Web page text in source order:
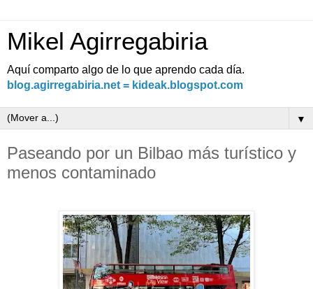
Mikel Agirregabiria
Aquí comparto algo de lo que aprendo cada día.
blog.agirregabiria.net = kideak.blogspot.com
▼
Paseando por un Bilbao más turístico y
menos contaminado